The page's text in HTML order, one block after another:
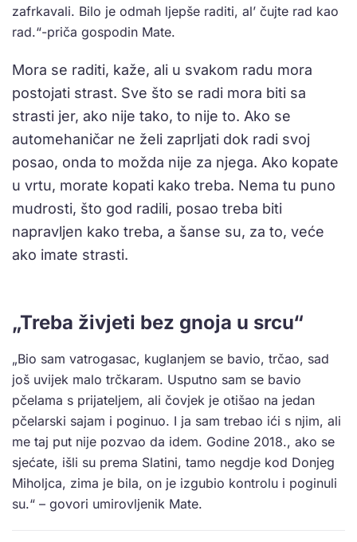
zafrkavali. Bilo je odmah ljepše raditi, al’ čujte rad kao
rad.“-priča gospodin Mate.
Mora se raditi, kaže, ali u svakom radu mora
postojati strast. Sve što se radi mora biti sa
strasti jer, ako nije tako, to nije to. Ako se
automehaničar ne želi zaprljati dok radi svoj
posao, onda to možda nije za njega. Ako kopate
u vrtu, morate kopati kako treba. Nema tu puno
mudrosti, što god radili, posao treba biti
napravljen kako treba, a šanse su, za to, veće
ako imate strasti.
„Treba živjeti bez gnoja u srcu“
„Bio sam vatrogasac, kuglanjem se bavio, trčao, sad
još uvijek malo trčkaram. Usputno sam se bavio
pčelama s prijateljem, ali čovjek je otišao na jedan
pčelarski sajam i poginuo. I ja sam trebao ići s njim, ali
me taj put nije pozvao da idem. Godine 2018., ako se
sjećate, išli su prema Slatini, tamo negdje kod Donjeg
Miholjca, zima je bila, on je izgubio kontrolu i poginuli
su.“ – govori umirovljenik Mate.